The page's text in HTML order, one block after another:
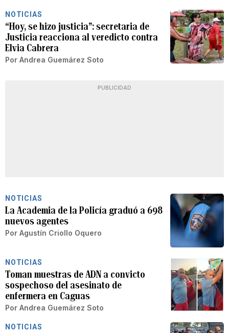
NOTICIAS
“Hoy, se hizo justicia”: secretaria de
Justicia reacciona al veredicto contra
Elvia Cabrera
Por Andrea Guemárez Soto
PUBLICIDAD
NOTICIAS
La Academia de la Policía graduó a 698
nuevos agentes
Por Agustín Criollo Oquero
NOTICIAS
Toman muestras de ADN a convicto
sospechoso del asesinato de
enfermera en Caguas
Por Andrea Guemárez Soto
NOTICIAS